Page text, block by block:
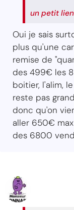
un petit
Oui je sais
plus qu'une
remise de
des 499€ les
boitier, l'alim,
reste pas
donc qu'on
aller 650€
des 6800